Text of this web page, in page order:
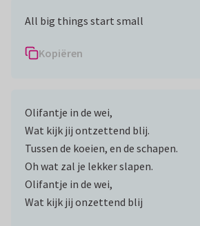
All big things start small
Kopiëren
Olifantje in de wei,
Wat kijk jij ontzettend blij.
Tussen de koeien, en de schapen.
Oh wat zal je lekker slapen.
Olifantje in de wei,
Wat kijk jij onzettend blij